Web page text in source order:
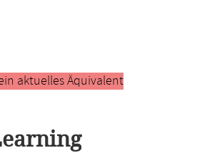
aktuelles Äquivalent